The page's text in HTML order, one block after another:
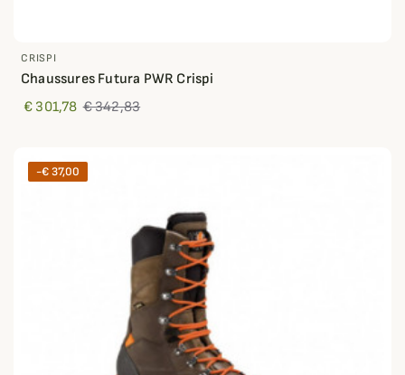
CRISPI
Chaussures Futura PWR Crispi
€ 301,78 € 342,83
-€ 37,00